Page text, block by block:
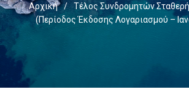
Αρχική /
Τέλος Συνδρομητών
(Περίοδος Έκδοσης Λογαριασμού –